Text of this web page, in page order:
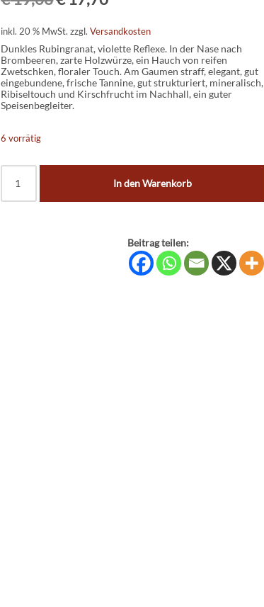
inkl. 20 % MwSt. zzgl.Versandkosten
Dunkles Rubingranat, violette Reflexe. In der Nase nach
Brombeeren, zarte Holzwürze, ein Hauch von reifen
Zwetschken, floraler Touch. Am Gaumen straff, elegant, gut
eingebundene, frische Tannine, gut strukturiert, mineralisch,
Ribiseltouch und Kirschfrucht im Nachhall, ein guter
Speisenbegleiter.
6 vorrätig
In den Warenkorb
Beitrag teilen: